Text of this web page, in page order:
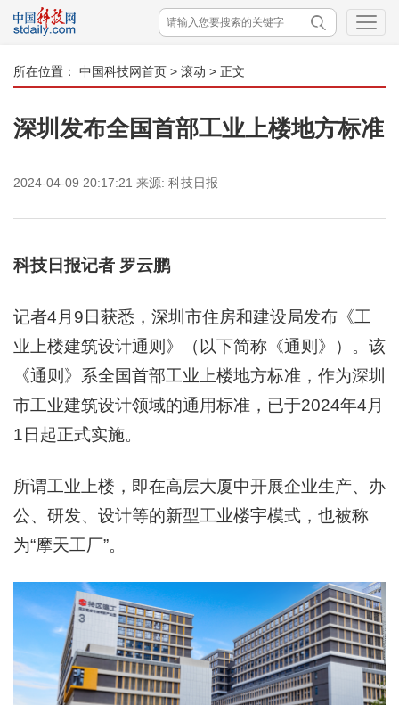
所在位置： 中国科技网首页 > 滚动 > 正文
深圳发布全国首部工业上楼地方标准
2024-04-09 20:17:21 来源: 科技日报
科技日报记者 罗云鹏
记者4月9日获悉，深圳市住房和建设局发布《工
业上楼建筑设计通则》（以下简称《通则》）。该
《通则》系全国首部工业上楼地方标准，作为深圳
市工业建筑设计领域的通用标准，已于2024年4月
1日起正式实施。
所谓工业上楼，即在高层大厦中开展企业生产、办
公、研发、设计等的新型工业楼宇模式，也被称
为“摩天工厂”。